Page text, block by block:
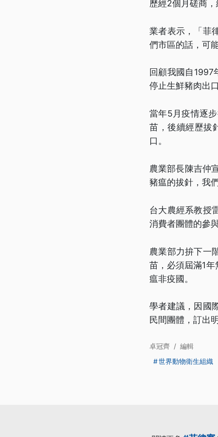
歷經2個月磋商
業者表示，「菲
們市區的話，可
回顧我國自
停止生鮮豬肉出
當年5月疫情逐
苗，後續經歷拔
口。
農業部長陳吉仲
豬瘟的拔針，我
台大農經系教授
消費者團體的參
農業部力拚下一
苗，必須屆滿1
瘟非疫國。
學者建議，因國
民間團體，訂出
卓冠齊 / 編輯
世界動物衛生組織